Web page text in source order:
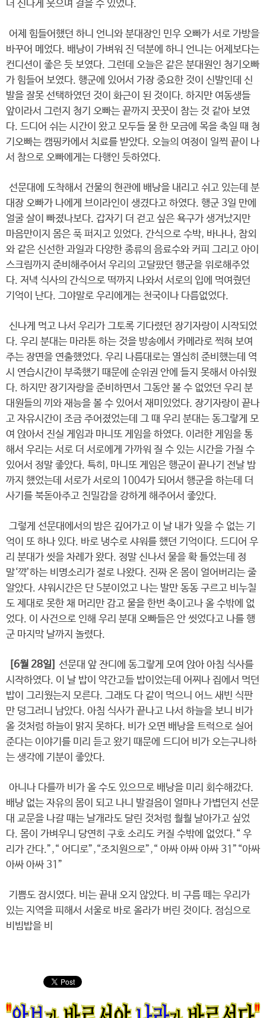
더 신나게 웃으며 걸을 수 있었다.
어제 힘들어했던 하니 언니와 분대장인 민우 오빠가 서로 가방을
바꾸어 메었다. 배낭이 가벼워 진 덕분에 하니 언니는 어제보다는
컨디션이 좋은 듯 보였다. 그런데 오늘은 같은 분대원인 청기오빠
가 힘들어 보였다. 행군에 있어서 가장 중요한 것이 신발인데 신
발을 잘못 선택하였던 것이 화근이 된 것이다. 하지만 여동생들
앞이라서 그런지 청기 오빠는 끝까지 꿋꿋이 참는 것 같아 보였
다. 드디어 쉬는 시간이 왔고 모두들 물 한 모금에 목을 축일 때 청
기오빠는 캠핑카에서 치료를 받았다. 오늘의 여정이 일찍 끝이 나
서 참으로 오빠에게는 다행인 듯하였다.
선문대에 도착해서 건물의 현관에 배낭을 내리고 쉬고 있는데 분
대장 오빠가 나에게 브이라인이 생겼다고 하였다. 행군 3일 만에
얼굴 살이 빠졌나보다. 갑자기 더 걷고 싶은 욕구가 생겨났지만
마음만이지 몸은 푹 퍼지고 있었다. 간식으로 수박, 바나나, 참외
와 같은 신선한 과일과 다양한 종류의 음료수와 커피 그리고 아이
스크림까지 준비해주어서 우리의 고달팠던 행군을 위로해주었
다. 저녁 식사의 간식으로 떡까지 나와서 서로의 입에 먹여줬던
기억이 난다. 그야말로 우리에게는 천국이나 다름없었다.
신나게 먹고 나서 우리가 그토록 기다렸던 장기자랑이 시작되었
다. 우리 분대는 마라톤 하는 것을 방송에서 카메라로 찍혀 보여
주는 장면을 연출했었다. 우리 나름대로는 열심히 준비했는데 역
시 연습시간이 부족했기 때문에 순위권 안에 들지 못해서 아쉬웠
다. 하지만 장기자랑을 준비하면서 그동안 볼 수 없었던 우리 분
대원들의 끼와 재능을 볼 수 있어서 재미있었다. 장기자랑이 끝나
고 자유시간이 조금 주어졌었는데 그 때 우리 분대는 동그랗게 모
여 앉아서 진실 게임과 마니또 게임을 하였다. 이러한 게임을 통
해서 우리는 서로 더 서로에게 가까워 질 수 있는 시간을 가질 수
있어서 정말 좋았다. 특히, 마니또 게임은 행군이 끝나기 전날 밤
까지 했었는데 서로가 서로의 1004가 되어서 행군을 하는데 더
사기를 북돋아주고 친밀감을 강하게 해주어서 좋았다.
그렇게 선문대에서의 밤은 깊어가고 이 날 내가 잊을 수 없는 기
억이 또 하나 있다. 바로 냉수로 샤워를 했던 기억이다. 드디어 우
리 분대가 씻을 차례가 왔다. 정말 신나서 물을 확 틀었는데 정
말‘꺅’하는 비명소리가 절로 나왔다. 진짜 온 몸이 얼어버리는 줄
알았다. 샤워시간은 단 5분이었고 나는 발만 동동 구르고 비누칠
도 제대로 못한 채 머리만 감고 물을 한번 축이고나 올 수밖에 없
었다. 이 사건으로 인해 우리 분대 오빠들은 안 씻었다고 나를 행
군 마지막 날까지 놀렸다.
[6월 28일] 선문대 앞 잔디에 동그랗게 모여 앉아 아침 식사를
시작하였다. 이 날 밥이 약간고들 밥이었는데 어찌나 집에서 먹던
밥이 그리웠는지 모른다. 그래도 다 같이 먹으니 어느 새빈 식판
만 덩그러니 남았다. 아침 식사가 끝나고 나서 하늘을 보니 비가
올 것처럼 하늘이 맑지 못하다. 비가 오면 배낭을 트럭으로 실어
준다는 이야기를 미리 듣고 왔기 때문에 드디어 비가 오는구나하
는 생각에 기분이 좋았다.
아니나 다를까 비가 올 수도 있으므로 배낭을 미리 회수해갔다.
배낭 없는 자유의 몸이 되고 나니 발걸음이 얼마나 가볍던지 선문
대 교문을 나갈 때는 날개라도 달린 것처럼 훨훨 날아가고 싶었
다. 몸이 가벼우니 당연히 구호 소리도 커질 수밖에 없었다.“ 우
리가 간다.”,“ 어디로”,“조치원으로”,“ 아싸 아싸 아싸 31”“아싸
아싸 아싸 31”
기쁨도 잠시였다. 비는 끝내 오지 않았다. 비 구름 떼는 우리가
있는 지역을 피해서 서울로 바로 올라가 버린 것이다. 점심으로
비빔밥을 비